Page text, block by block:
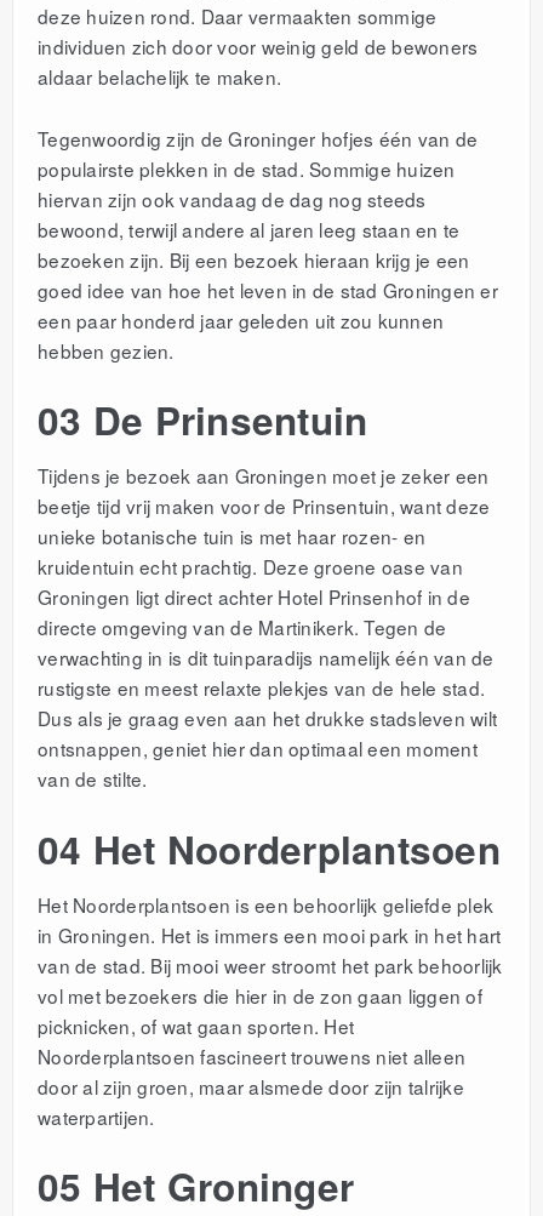
deze huizen rond. Daar vermaakten sommige
individuen zich door voor weinig geld de bewoners
aldaar belachelijk te maken.
Tegenwoordig zijn de Groninger hofjes één van de
populairste plekken in de stad. Sommige huizen
hiervan zijn ook vandaag de dag nog steeds
bewoond, terwijl andere ​​al jaren leeg staan en te
bezoeken zijn. Bij een bezoek hieraan krijg je een
goed idee van hoe het leven in de stad Groningen er
een paar honderd jaar geleden uit zou kunnen
hebben gezien.
03 De Prinsentuin
Tijdens je bezoek aan Groningen moet je zeker een
beetje tijd vrij maken voor de Prinsentuin, want deze
unieke botanische tuin is met haar rozen- en
kruidentuin echt prachtig. Deze groene oase van
Groningen ligt direct achter Hotel Prinsenhof in de
directe omgeving van de Martinikerk.Tegen de
verwachting in is dit tuinparadijs namelijk één van de
rustigste en meest relaxte plekjes van de hele stad.
Dus als je graag even aan het drukke stadsleven wilt
ontsnappen, geniet hier dan optimaal een moment
van de stilte.
04 Het Noorderplantsoen
Het Noorderplantsoen is een behoorlijk geliefde plek
in Groningen. Het is immers een mooi park in het hart
van de stad. Bij mooi weer stroomt het park behoorlijk
vol met bezoekers die hier in de zon gaan liggen of
picknicken, of wat gaan sporten. Het
Noorderplantsoen fascineert trouwens niet alleen
door al zijn groen, maar alsmede door zijn talrijke
waterpartijen.
05 Het Groninger